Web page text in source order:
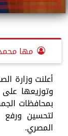
مها
وتوزيعها
بمحافظات
لتحسين ورفع
المصري.